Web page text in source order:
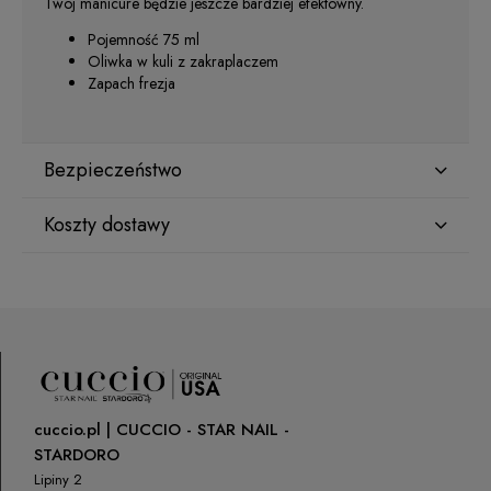
Pojemność 75 ml
Oliwka w kuli z zakraplaczem
Zapach frezja
Bezpieczeństwo
Producent
800 762 6245
Osoba odpowiedzialna na terenie UE
Petar Bangeev
Chakalitsa 2A
Koszty dostawy
ORLEN Paczka(Dostawa 1-2 dni robocze)
DPD Pickup(Punkty odbioru / Automaty
paczkowe)
cuccio.pl | CUCCIO - STAR NAIL -
STARDORO
Lipiny 2